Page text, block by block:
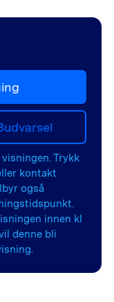
Trykk
kontakt
også
innen kl
denne bli